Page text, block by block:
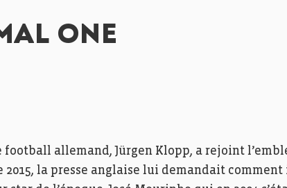
ONE
football allemand, Jürgen Klopp, a rejoint
2015, la presse anglaise lui demandait comment